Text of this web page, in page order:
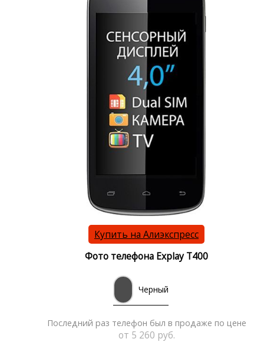
Купить на Алиэкспресс
Фото телефона Explay T400
Черный
Последний раз телефон был в продаже по цене
от 5 260 руб.